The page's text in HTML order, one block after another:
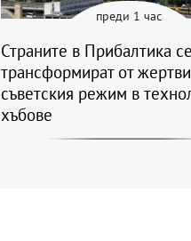
преди 1 час
Страните в Прибалтика се
трансформират от
съветския режим в
хъбове